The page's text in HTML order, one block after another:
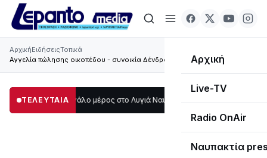
Αρχική
Live-TV
Radio OnAir
Ναυπακτία
ΑρχικήΕιδήσειςΤοπικά
Αγγελία πώλησης οικοπέδου - συνοικία Δένδρο Ναυπάκτου
ΤΕΛΕΥΤΑΙΑ
σκοτάδι μεγάλο μέρος στο Λυγιά Ναυπάκτου12:08